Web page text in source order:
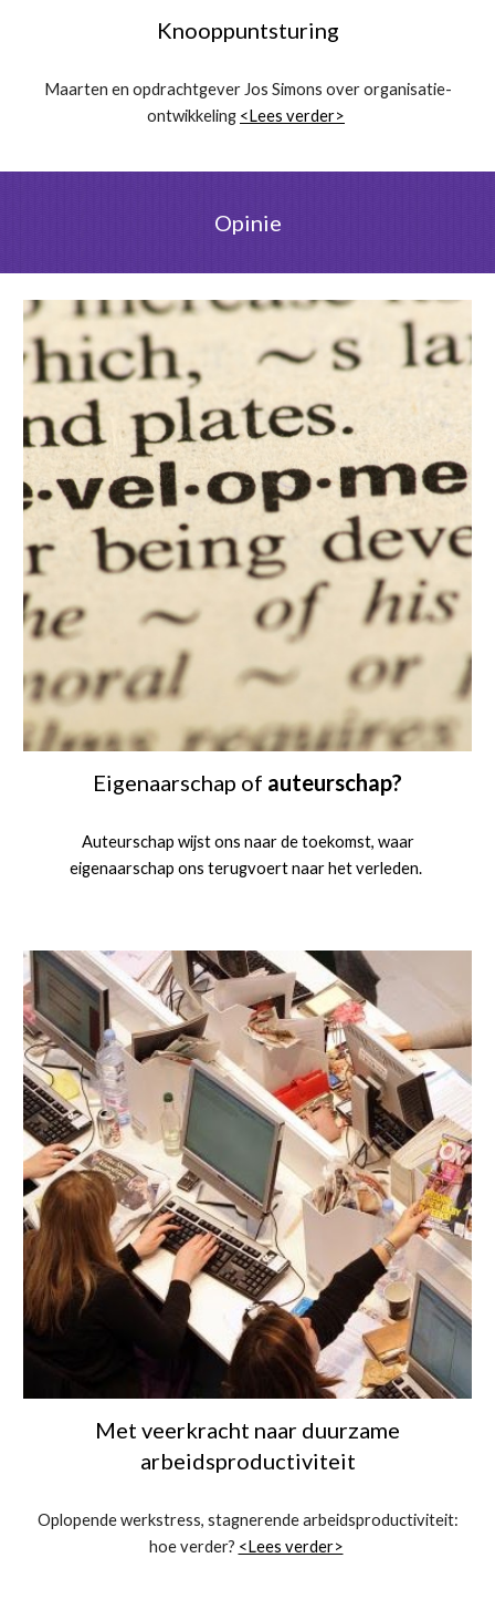
Knooppuntsturing
Maarten en opdrachtgever Jos Simons over organisatie-
ontwikkeling <Lees verder>
Opinie
Eigenaarschap of auteurschap?
Auteurschap wijst ons naar de toekomst, waar
eigenaarschap ons terugvoert naar het verleden.
Met veerkracht naar duurzame
arbeidsproductiviteit
Oplopende werkstress, stagnerende arbeidsproductiviteit:
hoe verder? <Lees verder>